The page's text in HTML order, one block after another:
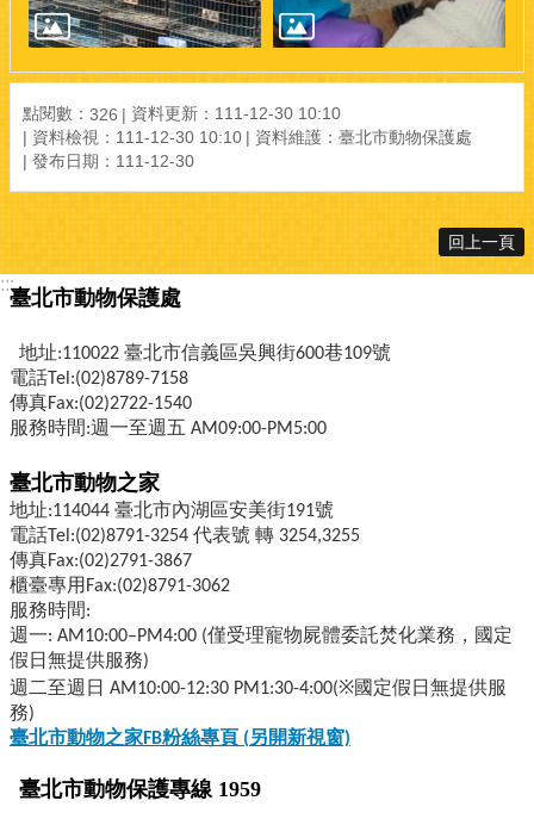
點閱數： 326
資料更新：111-12-30 10:10
資料檢視：111-12-30 10:10
資料維護：臺北市動物保護處
發布日期：111-12-30
回上一頁
:::
臺北市動物保護處
地址:110022 臺北市信義區吳興街600巷109號
電話Tel:(02)8789-7158
傳真Fax:(02)2722-1540
服務時間:週一至週五 AM09:00-PM5:00
臺北市動物之家
地址:114044 臺北市內湖區安美街191號
電話Tel:(02)8791-3254 代表號 轉 3254,3255
傳真Fax:(02)2791-3867
櫃臺專用Fax:(02)8791-3062
服務時間:
週一: AM10:00–PM4:00 (僅受理寵物屍體委託焚化業務，國定
假日無提供服務)
週二至週日 AM10:00-12:30 PM1:30-4:00(※國定假日無提供服
務)
臺北市動物之家FB粉絲專頁 (另開新視窗)
臺北市動物保護專線 1959